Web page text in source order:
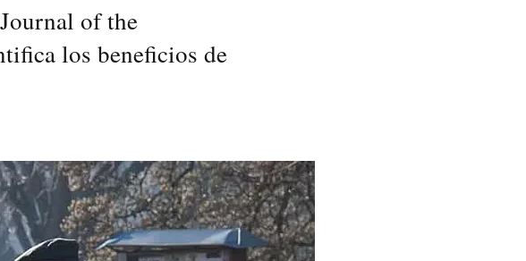
of the
los beneficios de